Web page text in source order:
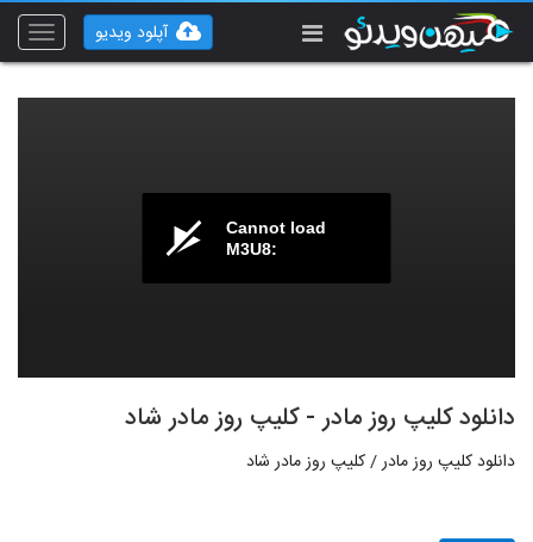
Toggle
آپلود ویدیو
Cannot load
M3U8:
دانلود کلیپ روز مادر - کلیپ روز مادر شاد
دانلود کلیپ روز مادر / کلیپ روز مادر شاد